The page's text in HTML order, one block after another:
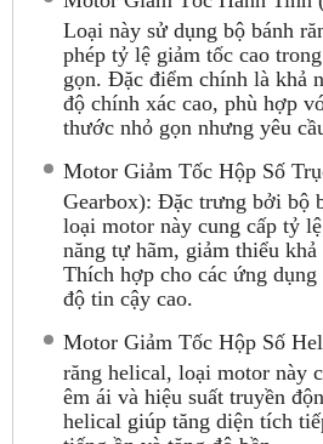
Loại này sử dụng bộ bánh
phép tỷ lệ giảm tốc cao
gọn. Đặc điểm chính là khả
độ chính xác cao, phù hợp
thước nhỏ gọn nhưng yêu
Motor Giảm Tốc Hộp Số
Gearbox): Đặc trưng bởi bộ
loại motor này cung cấp tỷ
năng tự hãm, giảm thiểu khả
Thích hợp cho các ứng dụng
độ tin cậy cao.
Motor Giảm Tốc Hộp Số
răng helical, loại motor này
êm ái và hiệu suất truyền
helical giúp tăng diện tích